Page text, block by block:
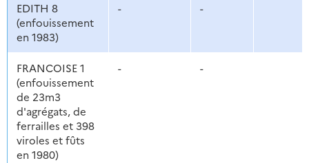
EDITH 8
(enfouissement
en 1983)
- -
FRANCOISE 1
(enfouissement
de 23m3
d'agrégats, de
ferrailles et 398
viroles et fûts
en 1980)
- -